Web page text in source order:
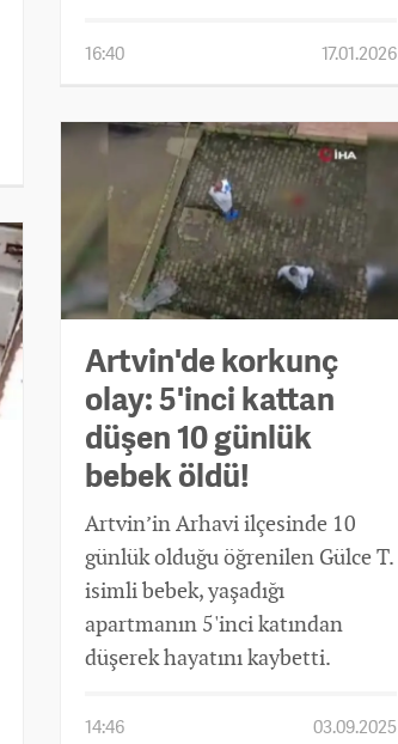
16:40 17.01.2026
Artvin'de korkunç
olay: 5'inci kattan
düşen 10 günlük
bebek öldü!
Artvin’in Arhavi ilçesinde 10
günlük olduğu öğrenilen Gülce T.
isimli bebek, yaşadığı
apartmanın 5'inci katından
düşerek hayatını kaybetti.
14:46 03.09.2025